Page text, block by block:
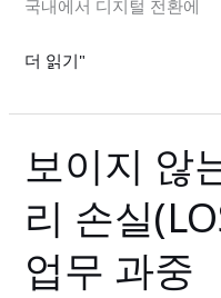
국내에서 디지털 전환에
을
기
기
의
혁
신
더 읽기"
보이지 않
리 손실
업무 과중
보
이
지
는